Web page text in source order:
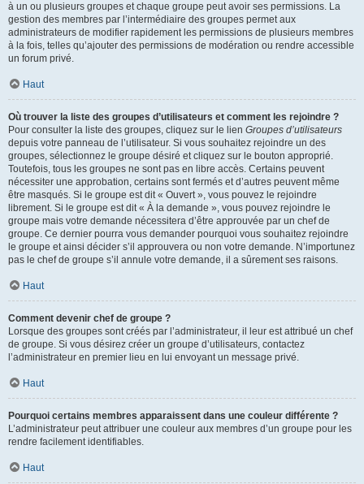
à un ou plusieurs groupes et chaque groupe peut avoir ses permissions. La
gestion des membres par l’intermédiaire des groupes permet aux
administrateurs de modifier rapidement les permissions de plusieurs membres
à la fois, telles qu’ajouter des permissions de modération ou rendre accessible
un forum privé.
Haut
Où trouver la liste des groupes d’utilisateurs et comment les rejoindre ?
Pour consulter la liste des groupes, cliquez sur le lien Groupes d’utilisateurs
depuis votre panneau de l’utilisateur. Si vous souhaitez rejoindre un des
groupes, sélectionnez le groupe désiré et cliquez sur le bouton approprié.
Toutefois, tous les groupes ne sont pas en libre accès. Certains peuvent
nécessiter une approbation, certains sont fermés et d’autres peuvent même
être masqués. Si le groupe est dit « Ouvert », vous pouvez le rejoindre
librement. Si le groupe est dit « À la demande », vous pouvez rejoindre le
groupe mais votre demande nécessitera d’être approuvée par un chef de
groupe. Ce dernier pourra vous demander pourquoi vous souhaitez rejoindre
le groupe et ainsi décider s’il approuvera ou non votre demande. N’importunez
pas le chef de groupe s’il annule votre demande, il a sûrement ses raisons.
Haut
Comment devenir chef de groupe ?
Lorsque des groupes sont créés par l’administrateur, il leur est attribué un chef
de groupe. Si vous désirez créer un groupe d’utilisateurs, contactez
l’administrateur en premier lieu en lui envoyant un message privé.
Haut
Pourquoi certains membres apparaissent dans une couleur différente ?
L’administrateur peut attribuer une couleur aux membres d’un groupe pour les
rendre facilement identifiables.
Haut